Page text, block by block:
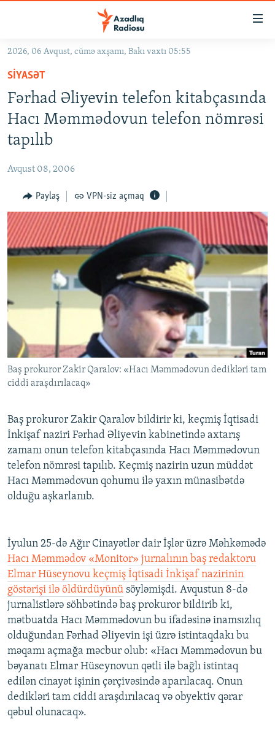
Əsas
qayıt
Əsas
naviqasiyaya
qayıt
Axtarışa
GÜNDƏM
#İZAHLA
KORRUPSIOMETR
#ƏSLINDƏ
QANUNI DOĞRU
ARAŞDIRMA
MULTIMEDIA
VIDEO
İNFOQRAFIKA
KARIKATURA
RADIO ARXIV
AZƏRBAYCAN ƏDƏBIYYATI KITABXANASI
İSLAM VƏ DEMOKRATIYA
İZ - MƏDƏNIYYƏT PROQRAMI
HAQQIMIZDA
MISSIYAMIZ
PEŞƏ ETIKASI VƏ JURNALISTIKA STANDARTLARIMIZ
MATERIALLARIMIZDAN ISTIFADƏ
AZADLIQRADIOSU MOBIL TELEFONUNUZDA
BIZIMLƏ ƏLAQƏ
RFE/RL-in bütün saytları
2026, 06 Avqust, cümə axşamı, Bakı vaxtı 05:55
SIYASƏT
Fərhad Əliyevin telefon kitabçasında
Hacı Məmmədovun telefon nömrəsi
tapılıb
Avqust 08, 2006
Paylaş VPN-siz açmaq
Baş prokuror Zakir Qaralov: «Hacı Məmmədovun dedikləri tam
ciddi araşdırılacaq»
Baş prokuror Zakir Qaralov bildirir ki, keçmiş İqtisadi
İnkişaf naziri Fərhad Əliyevin kabinetində axtarış
zamanı onun telefon kitabçasında Hacı Məmmədovun
telefon nömrəsi tapılıb. Keçmiş nazirin uzun müddət
Hacı Məmmədovun qohumu ilə yaxın münasibətdə
olduğu aşkarlanıb.
İyulun 25-də Ağır Cinayətlər dair İşlər üzrə Məhkəmədə
Hacı Məmmədov «Monitor» jurnalının baş redaktoru
Elmar Hüseynovu keçmiş İqtisadi İnkişaf nazirinin
göstərişi ilə öldürdüyünü söyləmişdi. Avqustun 8-də
jurnalistlərə söhbətində baş prokuror bildirib ki,
mətbuatda Hacı Məmmədovun bu ifadəsinə inamsızlıq
olduğundan Fərhad Əliyevin işi üzrə istintaqdakı bu
məqamı açmağa məcbur olub: «Hacı Məmmədovun bu
bəyanatı Elmar Hüseynovun qətli ilə bağlı istintaq
edilən cinayət işinin çərçivəsində aparılacaq. Onun
dedikləri tam ciddi araşdırılacaq və obyektiv qərar
qəbul olunacaq».